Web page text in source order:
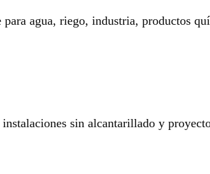
agua, riego, industria, productos
sin alcantarillado y